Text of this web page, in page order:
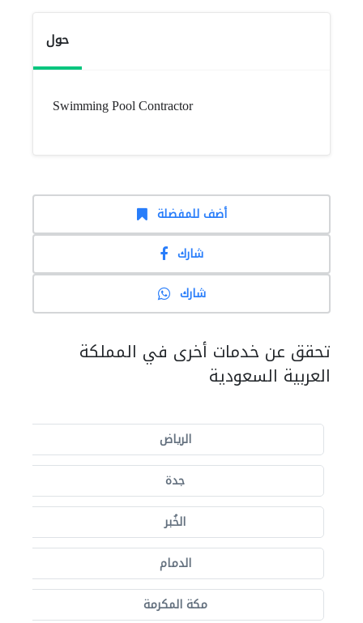
حول
Swimming Pool Contractor
أضف للمفضلة
شارك
شارك
تحقق عن خدمات أخرى في المملكة
العربية السعودية
الرياض
جدة
الخُبر
الدمام
مكة المكرمة